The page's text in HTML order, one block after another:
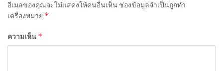
อีเมลของคุณจะไม่แสดงให้คนอื่นเห็น ช่องข้อมูลจำเป็นถูกทำ
เครื่องหมาย *
ความเห็น *